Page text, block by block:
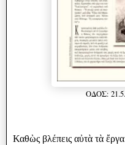
ΟΔΟΣ:
Καθὼς βλέπεις αὐτὰ τὰ